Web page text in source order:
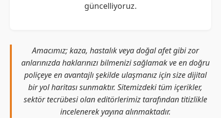
güncelliyoruz.
Amacımız; kaza, hastalık veya doğal afet gibi zor
anlarınızda haklarınızı bilmenizi sağlamak ve en doğru
poliçeye en avantajlı şekilde ulaşmanız için size dijital
bir yol haritası sunmaktır. Sitemizdeki tüm içerikler,
sektör tecrübesi olan editörlerimiz tarafından titizlikle
incelenerek yayına alınmaktadır.